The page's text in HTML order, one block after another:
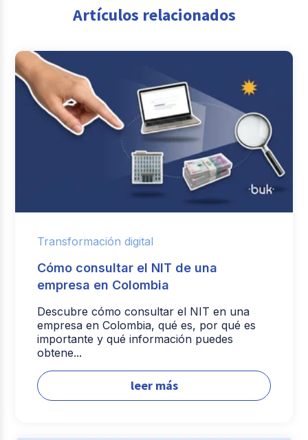
Artículos relacionados
Transformación digital
Cómo consultar el NIT de una
empresa en Colombia
Descubre cómo consultar el NIT en una
empresa en Colombia, qué es, por qué es
importante y qué información puedes
obtene...
leer más